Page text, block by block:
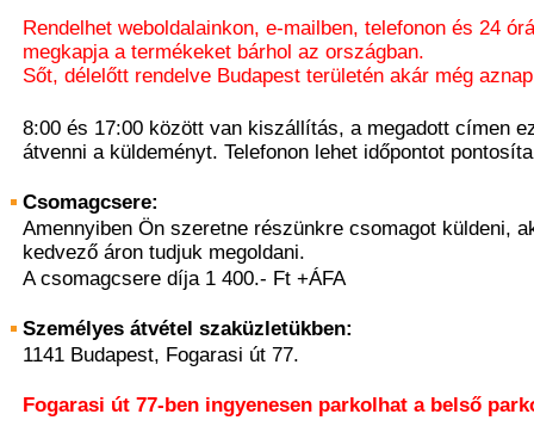
Rendelhet weboldalainkon, e-mailben, telefonon és 24
megkapja a termékeket bárhol az országban.
Sőt, délelőtt rendelve Budapest területén akár még
8:00 és 17:00 között van kiszállítás, a megadott címen
átvenni a küldeményt. Telefonon lehet időpontot
Csomagcsere:
Amennyiben Ön szeretne részünkre csomagot küldeni,
kedvező áron tudjuk megoldani.
A csomagcsere díja 1 400.- Ft +ÁFA
Személyes átvétel szaküzletükben:
1141 Budapest, Fogarasi út 77.
Fogarasi út 77-ben ingyenesen parkolhat a belső